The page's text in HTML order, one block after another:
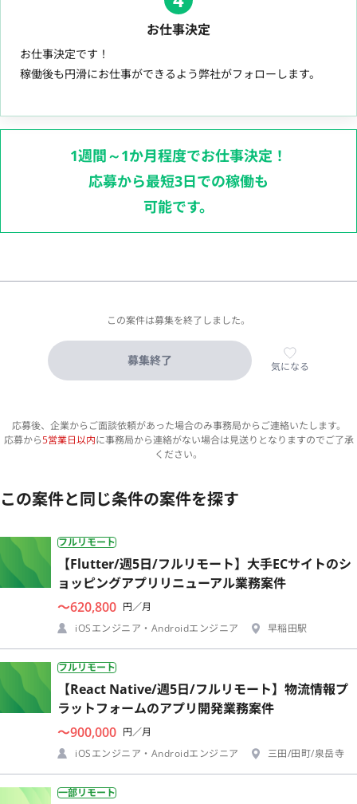
お仕事決定
お仕事決定です！
稼働後も円滑にお仕事ができるよう弊社がフォローします。
1週間～1か月程度でお仕事決定！
応募から最短3日での稼働も
可能です。
この案件は募集を終了しました。
募集終了 気になる
応募後、企業からご面談依頼があった場合のみ事務局からご連絡いたします。
応募から5営業日以内に事務局から連絡がない場合は見送りとなりますのでご了承
ください。
この案件と同じ条件の案件を探す
フルリモート
【Flutter/週5日/フルリモート】大手ECサイトのシ
ョッピングアプリリニューアル業務案件
〜620,800 円／月
iOSエンジニア・Androidエンジニア
早稲田駅
フルリモート
【React Native/週5日/フルリモート】物流情報プ
ラットフォームのアプリ開発業務案件
〜900,000 円／月
iOSエンジニア・Androidエンジニア
三田/田町/泉岳寺
一部リモート